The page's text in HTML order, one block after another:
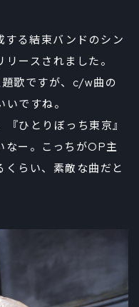
する結束バンドのシン
ースされました。
歌ですが、c/w曲の
ですね。
ひとりぼっち東京』
なー。こっちがOP主
らい、素敵な曲だと